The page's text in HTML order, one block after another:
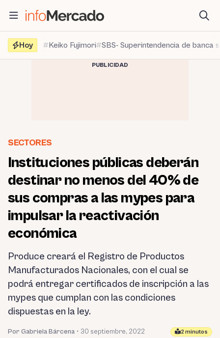
contenido
Hoy
Keiko Fujimori SBS- Superintendencia de banca
PUBLICIDAD
SECTORES
Instituciones públicas deberán
destinar no menos del 40% de
sus compras a las mypes para
impulsar la reactivación
económica
Produce creará el Registro de Productos
Manufacturados Nacionales, con el cual se
podrá entregar certificados de inscripción a las
mypes que cumplan con las condiciones
dispuestas en la ley.
Por Gabriela Bárcena • 30 septiembre, 2022 2 minutos